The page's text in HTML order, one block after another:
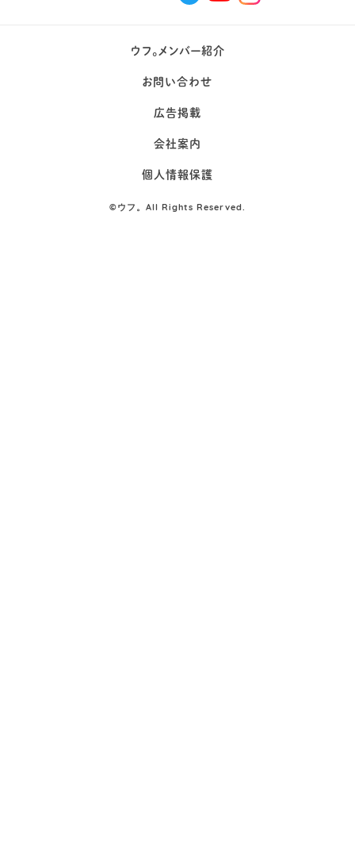
ウフ。メンバー紹介
お問い合わせ
広告掲載
会社案内
個人情報保護
©ウフ。All Rights Reserved.